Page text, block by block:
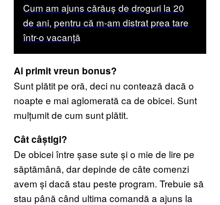
Cum am ajuns cărăuș de droguri la 20
de ani, pentru că m-am distrat prea tare
într-o vacanță
Ai primit vreun bonus?
Sunt plătit pe oră, deci nu contează dacă o
noapte e mai aglomerată ca de obicei. Sunt
mulțumit de cum sunt plătit.
Cât câștigi?
De obicei între șase sute și o mie de lire pe
săptămână, dar depinde de câte comenzi
avem și dacă stau peste program. Trebuie să
stau până când ultima comandă a ajuns la